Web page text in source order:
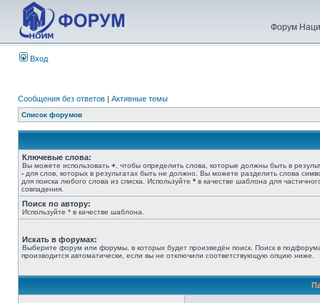
Форум
Вход
Сообщения без ответов | Активные темы
Список форумов
Ключевые слова:
Вы можете использовать + , чтобы определить слова, которые должны быть в
- для слов, которых в результатах быть не должно. Вы можете разделить слова
для поиска любого слова из списка. Используйте * в качестве шаблона для
совпадения.
Поиск по автору:
Используйте * в качестве шаблона.
Искать в форумах:
Выберите форум или форумы, в которых будет произведён поиск. Поиск в
производится автоматически, если вы не отключили соответствующую опцию ниже.